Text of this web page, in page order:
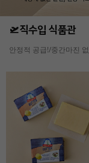
🛫직수입 식품관
안정적 공급!/중간마진